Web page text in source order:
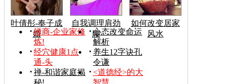
叶倩彤-奉子成
婚
自我调理肩劲
腰
如何改变居家
风水
禅商-企业家修
炼!
心态改变命运
解析
经穴健康1点
通-头
养生12字诀孔
令谦
禅-和谐家庭揭
秘!
<道德经>的大
智慧